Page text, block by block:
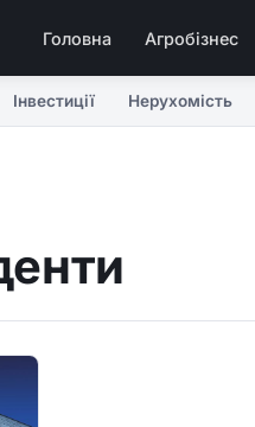
Головна Агробізнес
Інвестиції Нерухомість